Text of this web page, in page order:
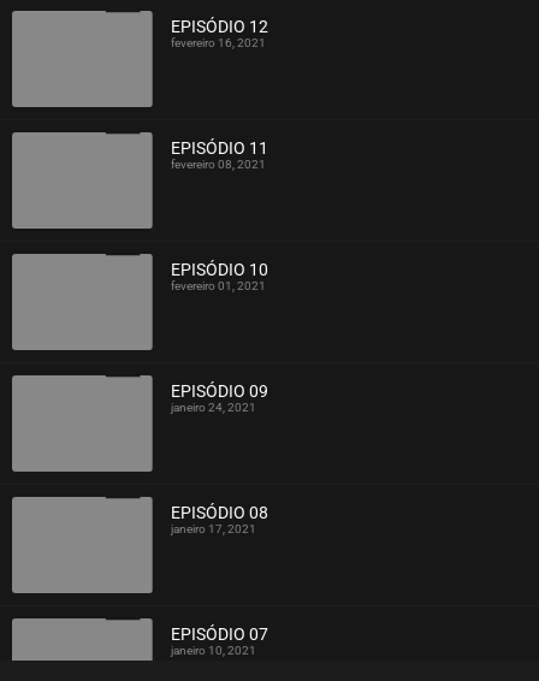
EPISÓDIO 12
fevereiro 16, 2021
EPISÓDIO 11
fevereiro 08, 2021
EPISÓDIO 10
fevereiro 01, 2021
EPISÓDIO 09
janeiro 24, 2021
EPISÓDIO 08
janeiro 17, 2021
EPISÓDIO 07
janeiro 10, 2021